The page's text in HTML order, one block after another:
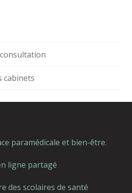
cabinets
paramédicale et bien-être.
ligne partagé
des scolaires de santé